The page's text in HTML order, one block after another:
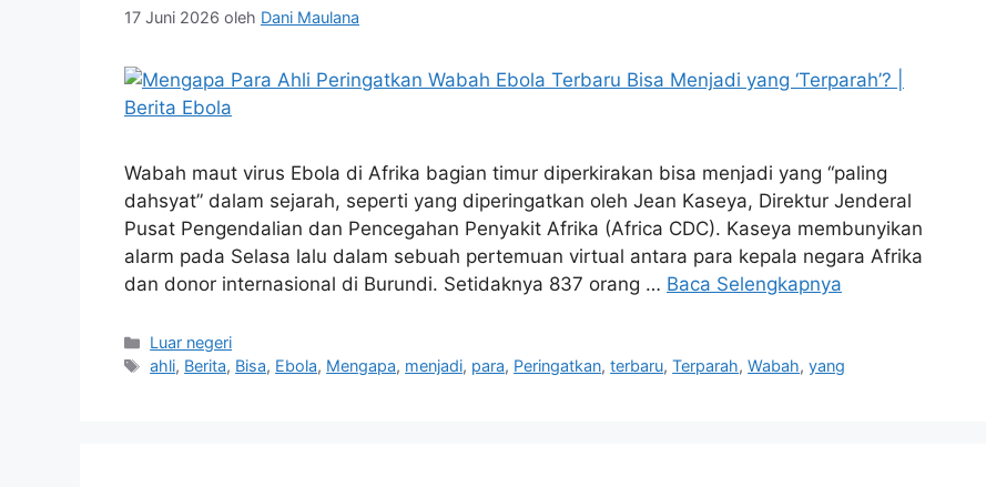
17 Juni 2026 oleh Dani Maulana
Wabah maut virus Ebola di Afrika bagian timur diperkirakan bisa menjadi yang “paling
dahsyat” dalam sejarah, seperti yang diperingatkan oleh Jean Kaseya, Direktur Jenderal
Pusat Pengendalian dan Pencegahan Penyakit Afrika (Africa CDC). Kaseya membunyikan
alarm pada Selasa lalu dalam sebuah pertemuan virtual antara para kepala negara Afrika
dan donor internasional di Burundi. Setidaknya 837 orang … Baca Selengkapnya
Kategori
Luar negeri
Tag
ahli, Berita, Bisa, Ebola, Mengapa, menjadi, para, Peringatkan,terbaru,Terparah,Wabah,yang